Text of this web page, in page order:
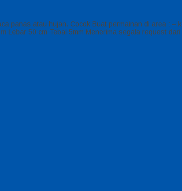
panas atau hujan. Cocok Buat permainan di area : –
Lebar 50 cm Tebal 5mm Menerima segala request